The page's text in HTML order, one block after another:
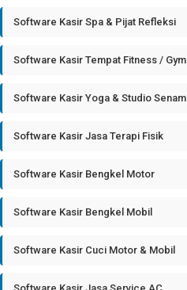
Software Kasir Spa & Pijat Refleksi
Software Kasir Tempat Fitness / Gym
Software Kasir Yoga & Studio Senam
Software Kasir Jasa Terapi Fisik
Software Kasir Bengkel Motor
Software Kasir Bengkel Mobil
Software Kasir Cuci Motor & Mobil